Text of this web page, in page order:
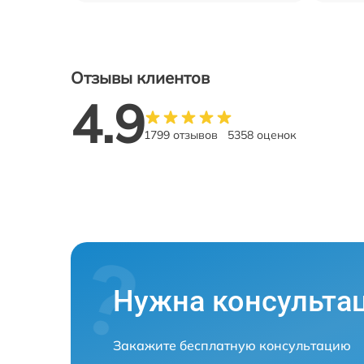
Отзывы клиентов
4.91799 отзывов 5358 оценок
Нужна
Закажите бесплатную консультацию